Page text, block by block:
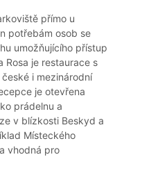
přímo u
potřebám osob se
umožňujícího přístup
Rosa je restaurace s
i mezinárodní
je otevřena
prádelnu a
v blízkosti Beskyd a
Místeckého
vhodná pro